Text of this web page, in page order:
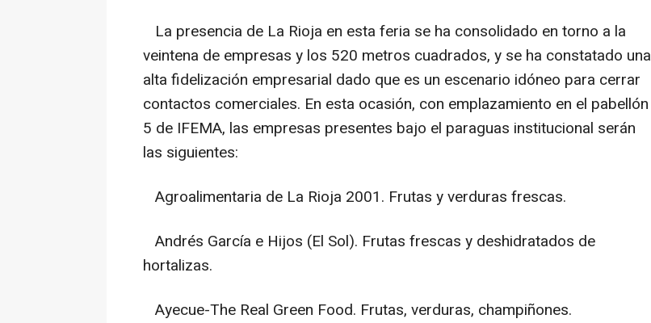
La presencia de La Rioja en esta feria se ha consolidado en torno a la
veintena de empresas y los 520 metros cuadrados, y se ha constatado una
alta fidelización empresarial dado que es un escenario idóneo para cerrar
contactos comerciales. En esta ocasión, con emplazamiento en el pabellón
5 de IFEMA, las empresas presentes bajo el paraguas institucional serán
las siguientes:
Agroalimentaria de La Rioja 2001. Frutas y verduras frescas.
Andrés García e Hijos (El Sol). Frutas frescas y deshidratados de
hortalizas.
Ayecue-The Real Green Food. Frutas, verduras, champiñones.